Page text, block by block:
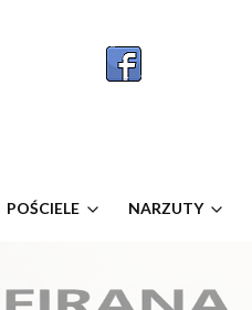
koszyku: 0. Zobacz szczegóły
POŚCIELE NARZUTY